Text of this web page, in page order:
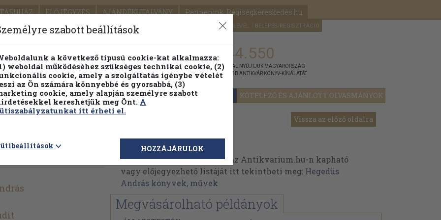
ELŐJEGYZÉS AJÁNDÉKUTALVÁNY Partnerünk: Régiségkereskedés.hu
SEGÍTSÉG HÍRLEVÉL BELÉPÉS/REGISZTRÁCIÓ
PILLANATNYI ÁRAINK FENNTARTHATÓ OLVASMÁNYOK KÖTELEZŐ ÉS AJÁNLOTT OLVASMÁNYOK
Részletes kereső Témaköri fa 1.144.550
KIADVÁNNYAL NYÚJTJUK MAGYARORSZÁG
LEGNAGYOBB ANTIKVÁR KÖNYV-KÍNÁLATÁT
Vissza az előző oldalra
Hegedüs András
Hegedüs András műveinek az Antikvarium.hu-n kapható
vagy előjegyezhető listáját itt tekintheti meg: Hegedüs
András könyvek, művek
Megvásárolható példányok
szabott beállítások
a következő típusú cookie-kat alkalmazza:
weboldal működéséhez szükséges technikai cookie, (2)
cookie, amely a szolgáltatás igénybe vételét
az Ön számára könnyebbé és gyorsabbá, (3)
cookie, amely alapján személyre szabott
kereshetjük meg Önt. A
itt érheti el.
HOZZÁJÁRULOK